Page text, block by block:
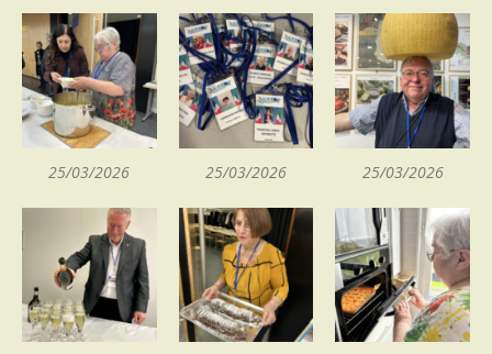
25/03/2026 25/03/2026 25/03/2026